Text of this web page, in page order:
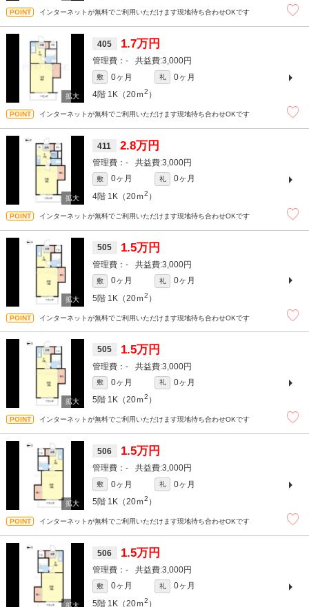
インターネットが無料でご利用いただけます現地待ち合わせOKです
405 1.7万円
- 3,000円
敷 0ヶ月 礼
0ヶ月
4階 1K（20ｍ2 ）
インターネットが無料でご利用いただけます現地待ち合わせOKです
411 2.8万円
- 3,000円
敷 0ヶ月 礼
0ヶ月
4階 1K（20ｍ2 ）
インターネットが無料でご利用いただけます現地待ち合わせOKです
505 1.5万円
- 3,000円
敷 0ヶ月 礼
0ヶ月
5階 1K（20ｍ2 ）
インターネットが無料でご利用いただけます現地待ち合わせOKです
505 1.5万円
- 3,000円
敷 0ヶ月 礼
0ヶ月
5階 1K（20ｍ2 ）
インターネットが無料でご利用いただけます現地待ち合わせOKです
506 1.5万円
- 3,000円
敷 0ヶ月 礼
0ヶ月
5階 1K（20ｍ2 ）
インターネットが無料でご利用いただけます現地待ち合わせOKです
506 1.5万円
- 3,000円
敷 0ヶ月 礼
0ヶ月
5階 1K（20ｍ2 ）